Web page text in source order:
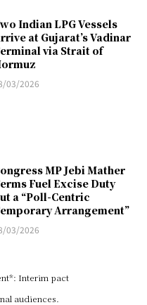
Indian LPG Vessels
at Gujarat’s Vadinar
via Strait of
03/2026
MP Jebi Mather
Fuel Excise Duty
a “Poll-Centric
Arrangement”
03/2026
Interim pact
audiences.